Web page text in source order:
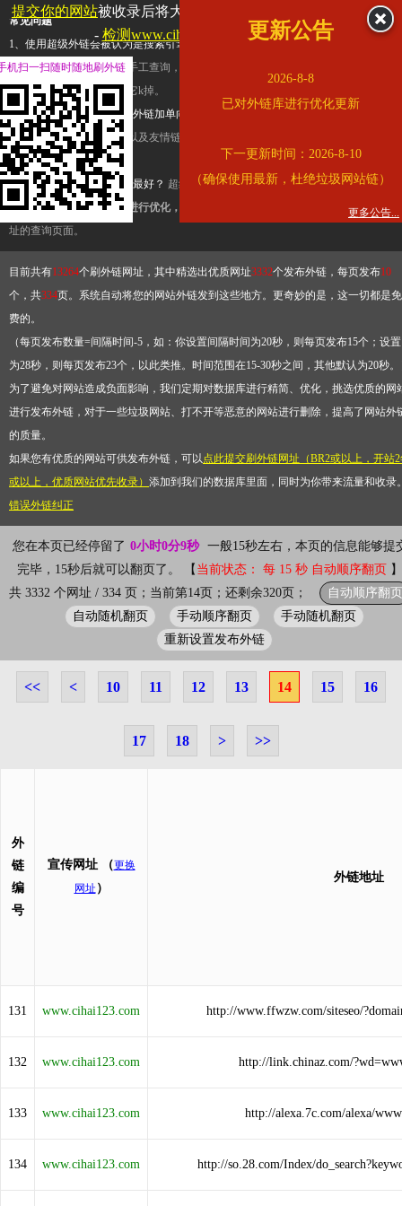
常见问题
1、使用超级外链会被认为是搜索引擎优化作弊吗？ 超级外链只是一个简便而集成
查询工具，模拟的是正常手工查询，不是作弊。如果是作弊，那您可以使用超级外
推广竞争对手的网址，让它k掉。
2、网站优化单纯依靠超级外链加单向链接可行吗？
链，需要结合普通的外链以及友情链接，您可以到站长论坛发布外链，到友情链接
台交换友情链接。
3、如何使用超级外链效果最好？ 超级外链不同于普通的外链，它是动态的链接，
有频繁使用超级外链工具进行优化，才能获得稳定的外链
，最终使搜索引擎收录带
址的查询页面。
目前共有13264个刷外链网址，其中精选出优质网址3332个发布外链，每页发布10
个，共334页。系统自动将您的网站外链发到这些地方。更奇妙的是，这一切都是免
费的。
（每页发布数量=间隔时间-5，如：你设置间隔时间为20秒，则每页发布15个；设置
为28秒，则每页发布23个，以此类推。时间范围在15-30秒之间，其他默认为20秒
为了避免对网站造成负面影响，我们定期对数据库进行精简、优化，挑选优质的网
进行发布外链，对于一些垃圾网站、打不开等恶意的网站进行删除，提高了网站外
的质量。
如果您有优质的网站可供发布外链，可以点此提交刷外链网址（BR2或以上，开站
或以上，优质网站优先收录） 添加到我们的数据库里面，同时为你带来流量和收录
错误外链纠正
您在本页已经停留了 0小时0分9秒
一般15秒左右，本页的信息能够提
完毕，15秒后就可以翻页了。 【 当前状态： 每 15 秒 自动顺序翻页 】
共 3332 个网址 / 334 页；当前第14页；还剩余320页；
自动顺序翻页
自动随机翻页
手动顺序翻页
手动随机翻页
重新设置发布外链
<< < 10 11 12 13 14 15 16
17 18 > >>
外
链
编
号
宣传网址 （更换
网址 ）
外链地址
131 www.cihai123.com http://www.ffwzw.com/siteseo/
132 www.cihai123.com http://link.chinaz.com/
133 www.cihai123.com http://alexa.7c.com/alexa/
134 www.cihai123.com http://so.28.com/Index/
提交你的网站被收录后将大幅提升流量和外链，
查看展示页面
- 检测www.cihai123.com是否收录
更新公告
2026-8-8
已对外链库进行优化更新
下一更新时间：2026-8-10
（确保使用最新，杜绝垃圾网站链）
更多公告...
机扫一扫随时随地刷外链